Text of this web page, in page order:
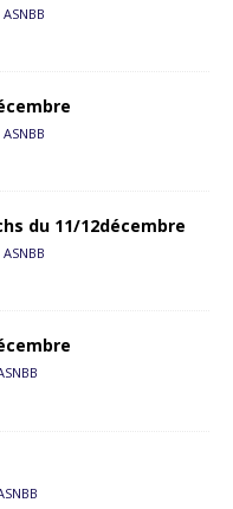
ASNBB
ASNBB
du 11/12décembre
ASNBB